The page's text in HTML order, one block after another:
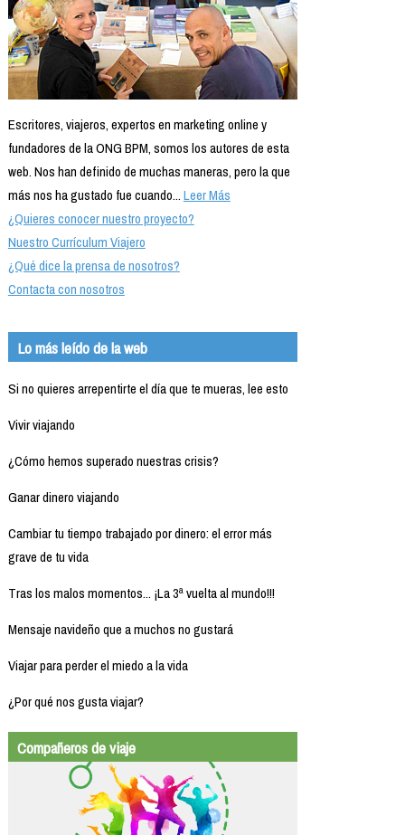
Escritores, viajeros, expertos en marketing online y
fundadores de la ONG BPM, somos los autores de esta
web. Nos han definido de muchas maneras, pero la que
más nos ha gustado fue cuando...Leer Más
¿Quieres conocer nuestro proyecto?
Nuestro Currículum Viajero
¿Qué dice la prensa de nosotros?
Contacta con nosotros
Lo más leído de la web
Si no quieres arrepentirte el día que te mueras, lee esto
Vivir viajando
¿Cómo hemos superado nuestras crisis?
Ganar dinero viajando
Cambiar tu tiempo trabajado por dinero: el error más
grave de tu vida
Tras los malos momentos... ¡La 3ª vuelta al mundo!!!
Mensaje navideño que a muchos no gustará
Viajar para perder el miedo a la vida
¿Por qué nos gusta viajar?
Compañeros de viaje